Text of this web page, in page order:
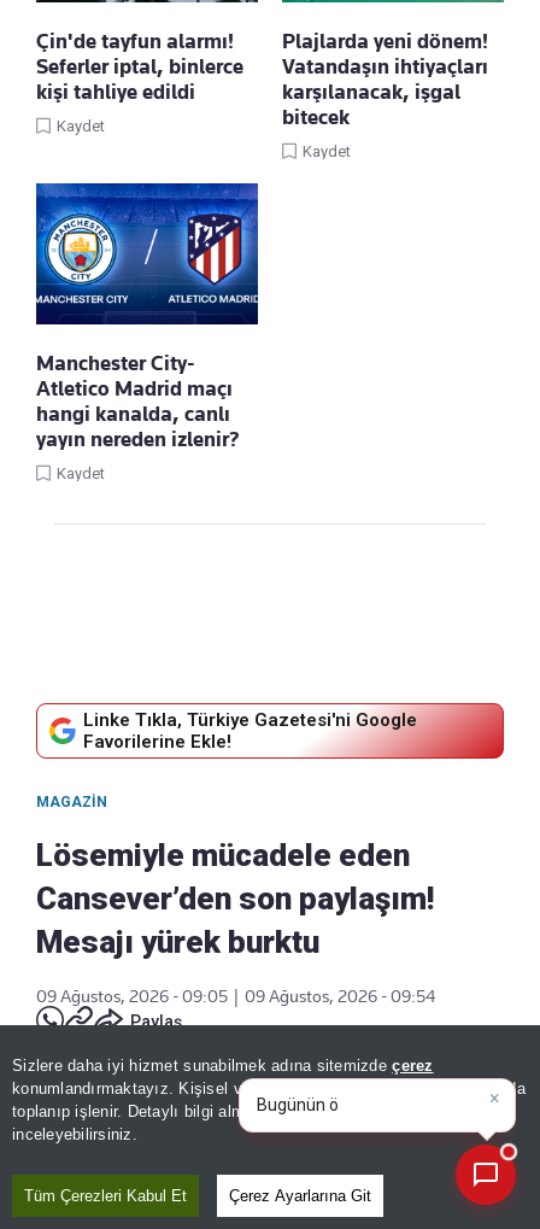
Sizlere daha iyi hizmet sunabilmek adına sitemizdeçerez
konumlandırmaktayız. Kişisel verileriniz, KVKK ve GDPR kapsamında
toplanıp işlenir. Detaylı bilgi almak içinAydınlatma Metnimizi
inceleyebilirsiniz.
Tüm Çerezleri Kabul Et Çerez Ayarlarına Git
Çin'de tayfun alarmı!
Seferler iptal, binlerce
kişi tahliye edildi
Kaydet
Plajlarda yeni dönem!
Vatandaşın ihtiyaçları
karşılanacak, işgal
bitecek
Kaydet
Manchester City-
Atletico Madrid maçı
hangi kanalda, canlı
yayın nereden izlenir?
Kaydet
Linke Tıkla, Türkiye Gazetesi'ni Google
Favorilerine Ekle!
MAGAZIN
Lösemiyle mücadele eden
Cansever’den son paylaşım!
Mesajı yürek burktu
09 Ağustos, 2026 - 09:05 | 09 Ağustos, 2026 - 09:54
Paylaş
×
Bugünün öne çıkan manşetleri
ve gelişmeleri nel